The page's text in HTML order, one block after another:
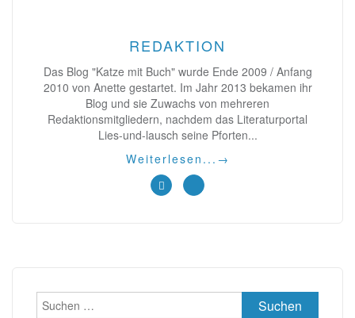
REDAKTION
Das Blog "Katze mit Buch" wurde Ende 2009 / Anfang
2010 von Anette gestartet. Im Jahr 2013 bekamen ihr
Blog und sie Zuwachs von mehreren
Redaktionsmitgliedern, nachdem das Literaturportal
Lies-und-lausch seine Pforten...
Weiterlesen... →
Suchen
nach: